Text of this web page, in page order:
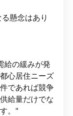
懸念はあり
給の緩みが発
心居住ニーズ
であれば競争
給量だけでな
。"